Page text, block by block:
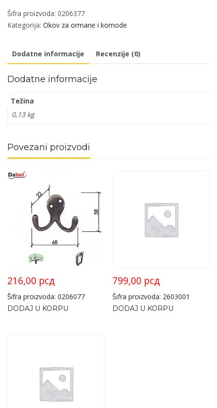
V10
ZnŽ
količina
Šifra proizvoda: 0206377
Kategorija: Okov za ormane i komode
Dodatne informacije Recenzije (0)
Dodatne informacije
Težina
0,13 kg
Povezani proizvodi
216,00 рсд
Šifra proizvoda: 0206077
DODAJ U KORPU
799,00 рсд
Šifra proizvoda: 2603001
DODAJ U KORPU